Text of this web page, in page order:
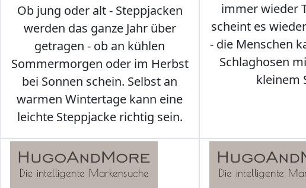
Ob jung oder alt - Steppjacken
werden das ganze Jahr über
getragen - ob an kühlen
Sommermorgen oder im Herbst
bei Sonnen schein. Selbst an
warmen Wintertage kann eine
leichte Steppjacke richtig sein.
immer wieder
scheint es
- die Menschen
Schlaghosen
kleinem